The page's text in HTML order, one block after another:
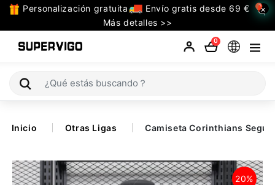
Personalización gratuita
Envío gratis desde 69 €
Más detalles >>
×
0
TODAS
LAS
CATEGORIAS
La Liga
Inicio Otras Ligas Camiseta Corinthians
20%